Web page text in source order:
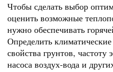
Чтобы сделать выбор
оценить возможные
нужно обеспечивать
Определить
свойства грунтов, частоту
насоса воздух-вода и